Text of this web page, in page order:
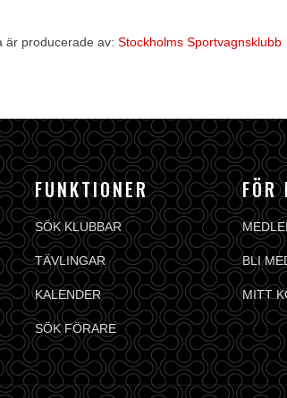
är producerade av: Stockholms Sportvagnsklubb
FUNKTIONER
SÖK KLUBBAR
TÄVLINGAR
KALENDER
SÖK FÖRARE
FÖR
BLI
MITT